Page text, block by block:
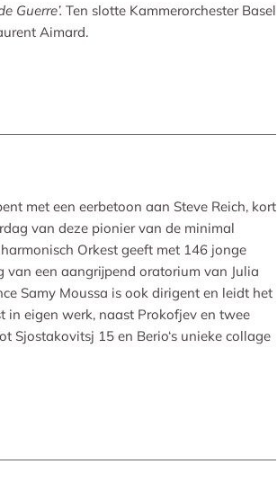
Guerre’. Ten slotte Kammerorchester Basel
Aimard.
met een eerbetoon aan Steve Reich, kort
van deze pionier van de minimal
Orkest geeft met 146 jonge
van een aangrijpend oratorium van Julia
Samy Moussa is ook dirigent en leidt het
in eigen werk, naast Prokofjev en twee
Sjostakovitsj 15 en Berio‘s unieke collage